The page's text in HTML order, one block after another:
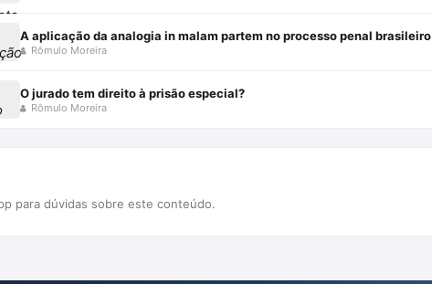
A aplicação da analogia in malam partem no processo penal brasileiro
Rômulo Moreira
O jurado tem direito à prisão especial?
Rômulo Moreira
para dúvidas sobre este conteúdo.